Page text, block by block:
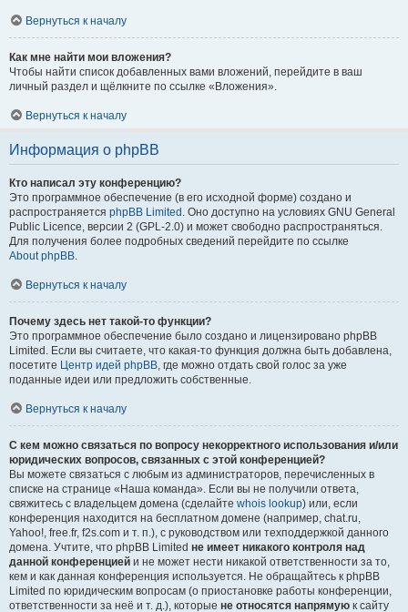
Вернуться к началу
Как мне найти мои вложения?
Чтобы найти список добавленных вами вложений, перейдите в ваш
личный раздел и щёлкните по ссылке «Вложения».
Вернуться к началу
Информация о phpBB
Кто написал эту конференцию?
Это программное обеспечение (в его исходной форме) создано и
распространяется phpBB Limited . Оно доступно на условиях GNU General
Public Licence, версии 2 (GPL-2.0) и может свободно распространяться.
Для получения более подробных сведений перейдите по ссылке
About phpBB.
Вернуться к началу
Почему здесь нет такой-то функции?
Это программное обеспечение было создано и лицензировано phpBB
Limited. Если вы считаете, что какая-то функция должна быть добавлена,
посетите Центр идей phpBB, где можно отдать свой голос за уже
поданные идеи или предложить собственные.
Вернуться к началу
С кем можно связаться по вопросу некорректного использования и/или
юридических вопросов, связанных с этой конференцией?
Вы можете связаться с любым из администраторов, перечисленных в
списке на странице «Наша команда». Если вы не получили ответа,
свяжитесь с владельцем домена (сделайте whois lookup) или, если
конференция находится на бесплатном домене (например, chat.ru,
Yahoo!, free.fr, f2s.com и т. п.), с руководством или техподдержкой данного
домена. Учтите, что phpBB Limited не имеет никакого контроля над
данной конференцией и не может нести никакой ответственности за то,
кем и как данная конференция используется. Не обращайтесь к phpBB
Limited по юридическим вопросам (о приостановке работы конференции,
ответственности за неё и т. д.), которые не относятся напрямую к сайту